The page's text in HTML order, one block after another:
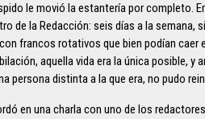
le movió la estantería por completo.
de la Redacción: seis días a la semana,
francos rotativos que bien podían
aquella vida era la única posible, y
persona distinta a la que era, no pudo
en una charla con uno de los